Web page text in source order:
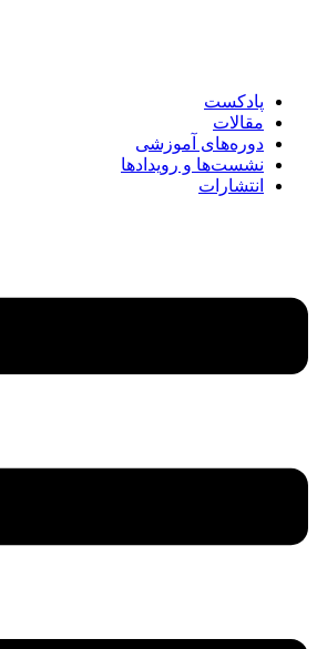
پادکست
مقالات
دوره‌های آموزشی
نشست‌ها و رویدادها
انتشارات